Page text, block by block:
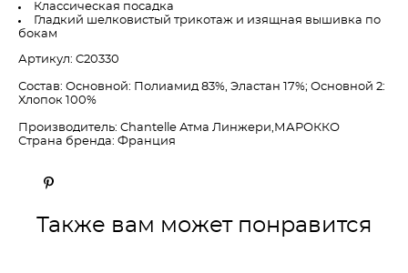
Классическая посадка
Гладкий шелковистый трикотаж и изящная вышивка по
бокам
Артикул: C20330
Состав: Основной: Полиамид 83%, Эластан 17%; Основной 2:
Хлопок 100%
Производитель: Chantelle Атма Линжери,МАРОККО
Страна бренда: Франция
Также вам может понравится